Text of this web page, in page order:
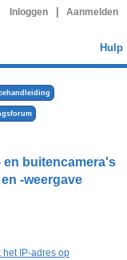
Inloggen Aanmelden
Hulp
en buitencamera's
-weergave
het IP-adres op